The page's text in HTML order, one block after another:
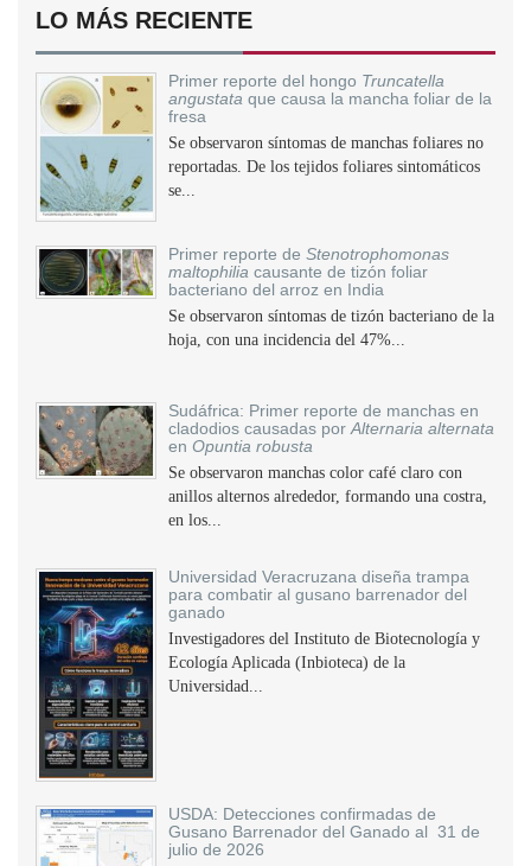
LO MÁS RECIENTE
Primer reporte del hongo Truncatella
angustata que causa la mancha foliar de la
fresa
Se observaron síntomas de manchas foliares no
reportadas. De los tejidos foliares sintomáticos
se...
Primer reporte de Stenotrophomonas
maltophilia causante de tizón foliar
bacteriano del arroz en India
Se observaron síntomas de tizón bacteriano de la
hoja, con una incidencia del 47%...
Sudáfrica: Primer reporte de manchas en
cladodios causadas por Alternaria alternata
en Opuntia robusta
Se observaron manchas color café claro con
anillos alternos alrededor, formando una costra,
en los...
Universidad Veracruzana diseña trampa
para combatir al gusano barrenador del
ganado
Investigadores del Instituto de Biotecnología y
Ecología Aplicada (Inbioteca) de la
Universidad...
USDA: Detecciones confirmadas de
Gusano Barrenador del Ganado al 31 de
julio de 2026